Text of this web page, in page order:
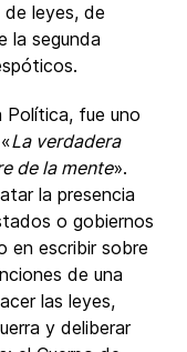
leyes, de
la segunda
Política, fue uno
La verdadera
de la mente».
la presencia
o gobiernos
en escribir sobre
de una
las leyes,
y deliberar